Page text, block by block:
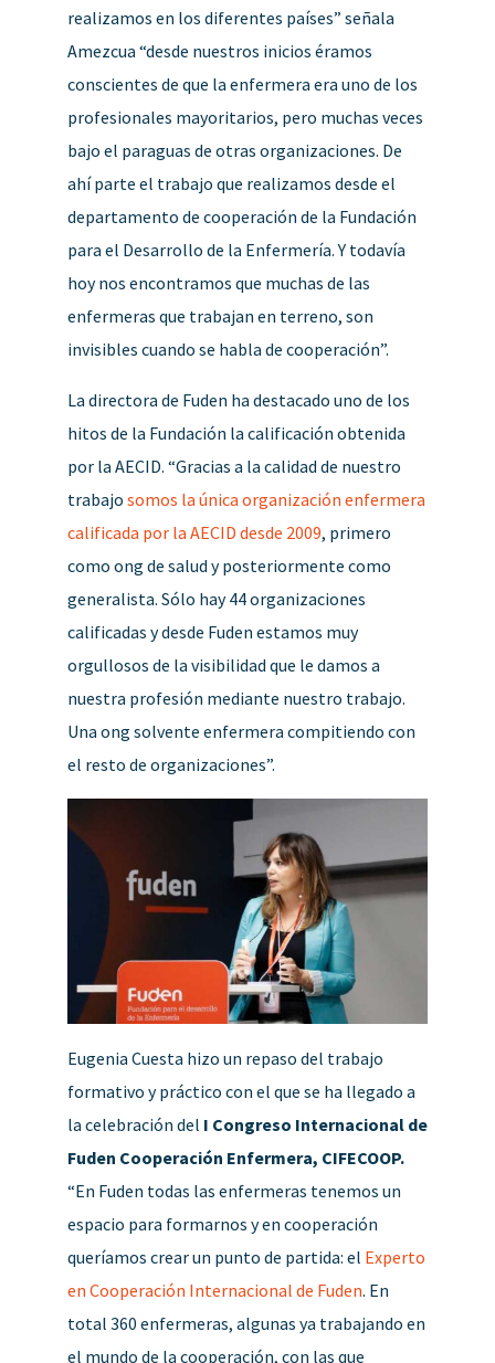
realizamos en los diferentes países” señala
Amezcua “desde nuestros inicios éramos
conscientes de que la enfermera era uno de los
profesionales mayoritarios, pero muchas veces
bajo el paraguas de otras organizaciones. De
ahí parte el trabajo que realizamos desde el
departamento de cooperación de la Fundación
para el Desarrollo de la Enfermería. Y todavía
hoy nos encontramos que muchas de las
enfermeras que trabajan en terreno, son
invisibles cuando se habla de cooperación”.
La directora de Fuden ha destacado uno de los
hitos de la Fundación la calificación obtenida
por la AECID. “Gracias a la calidad de nuestro
trabajo somos la única organización enfermera
calificada por la AECID desde 2009, primero
como ong de salud y posteriormente como
generalista. Sólo hay 44 organizaciones
calificadas y desde Fuden estamos muy
orgullosos de la visibilidad que le damos a
nuestra profesión mediante nuestro trabajo.
Una ong solvente enfermera compitiendo con
el resto de organizaciones”.
Eugenia Cuesta hizo un repaso del trabajo
formativo y práctico con el que se ha llegado a
la celebración del I Congreso Internacional de
Fuden Cooperación Enfermera, CIFECOOP.
“En Fuden todas las enfermeras tenemos un
espacio para formarnos y en cooperación
queríamos crear un punto de partida: el Experto
en Cooperación Internacional de Fuden. En
total 360 enfermeras, algunas ya trabajando en
el mundo de la cooperación, con las que